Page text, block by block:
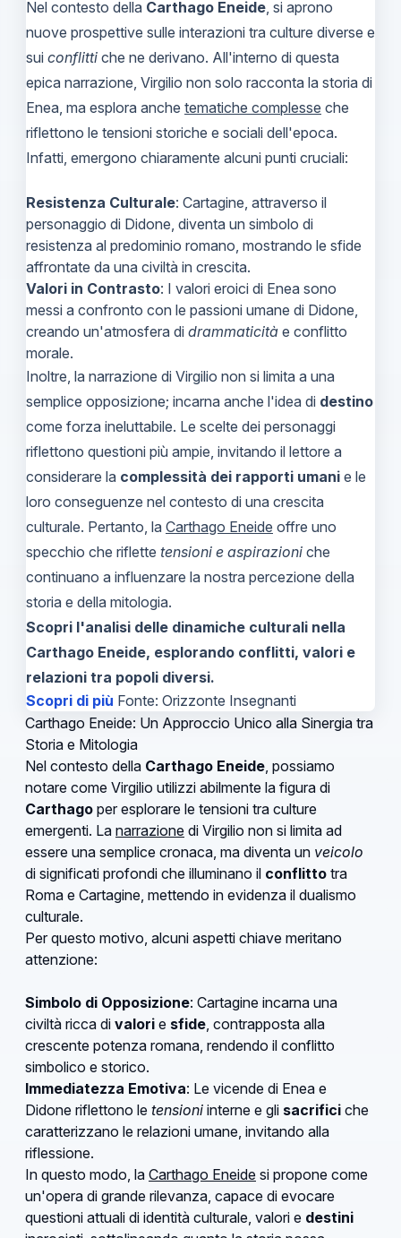
Nel contesto della Carthago Eneide , si aprono
nuove prospettive sulle interazioni tra culture diverse e
sui conflitti che ne derivano. All'interno di questa
epica narrazione, Virgilio non solo racconta la storia di
Enea, ma esplora anche tematiche complesse che
riflettono le tensioni storiche e sociali dell'epoca.
Infatti, emergono chiaramente alcuni punti cruciali:
Resistenza Culturale: Cartagine, attraverso il
personaggio di Didone, diventa un simbolo di
resistenza al predominio romano, mostrando le sfide
affrontate da una civiltà in crescita.
Valori in Contrasto: I valori eroici di Enea sono
messi a confronto con le passioni umane di Didone,
creando un'atmosfera di drammaticità e conflitto
morale.
Inoltre, la narrazione di Virgilio non si limita a una
semplice opposizione; incarna anche l'idea di destino
come forza ineluttabile. Le scelte dei personaggi
riflettono questioni più ampie, invitando il lettore a
considerare la complessità dei rapporti umani e le
loro conseguenze nel contesto di una crescita
culturale. Pertanto, la Carthago Eneide offre uno
specchio che riflette tensioni e aspirazioni che
continuano a influenzare la nostra percezione della
storia e della mitologia.
Scopri l'analisi delle dinamiche culturali nella
Carthago Eneide, esplorando conflitti, valori e
relazioni tra popoli diversi.
Scopri di più Fonte: Orizzonte Insegnanti
Carthago Eneide: Un Approccio Unico alla Sinergia tra
Storia e Mitologia
Nel contesto della Carthago Eneide , possiamo
notare come Virgilio utilizzi abilmente la figura di
Carthago per esplorare le tensioni tra culture
emergenti. La narrazione di Virgilio non si limita ad
essere una semplice cronaca, ma diventa un veicolo
di significati profondi che illuminano il conflitto tra
Roma e Cartagine, mettendo in evidenza il dualismo
culturale.
Per questo motivo, alcuni aspetti chiave meritano
attenzione:
Simbolo di Opposizione: Cartagine incarna una
civiltà ricca di valori e sfide , contrapposta alla
crescente potenza romana, rendendo il conflitto
simbolico e storico.
Immediatezza Emotiva: Le vicende di Enea e
Didone riflettono le tensioni interne e gli sacrifici che
caratterizzano le relazioni umane, invitando alla
riflessione.
In questo modo, la Carthago Eneide si propone come
un'opera di grande rilevanza, capace di evocare
questioni attuali di identità culturale, valori e destini